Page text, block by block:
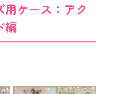
ケース：アク
編